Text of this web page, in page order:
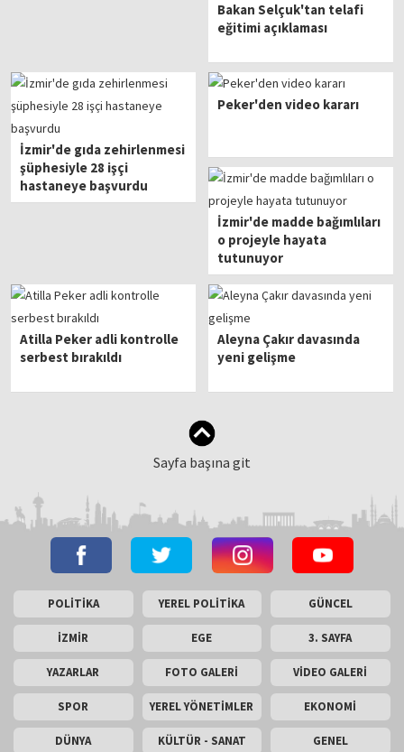
Bakan Selçuk'tan telafi
eğitimi açıklaması
İzmir'de gıda zehirlenmesi
şüphesiyle 28 işçi
hastaneye başvurdu
Peker'den video kararı
İzmir'de madde bağımlıları
o projeyle hayata
tutunuyor
Atilla Peker adli kontrolle
serbest bırakıldı
Aleyna Çakır davasında
yeni gelişme
Sayfa başına git
POLİTİKA YEREL POLİTİKA GÜNCEL
İZMİR EGE 3. SAYFA
YAZARLAR FOTO GALERİ VİDEO GALERİ
SPOR YEREL YÖNETİMLER EKONOMİ
DÜNYA KÜLTÜR - SANAT GENEL